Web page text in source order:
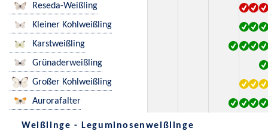
Reseda-Weißling
Kleiner Kohlweißling
Karstweißling
Grünaderweißling
Großer Kohlweißling
Aurorafalter
Weißlinge - Leguminosenweißlinge